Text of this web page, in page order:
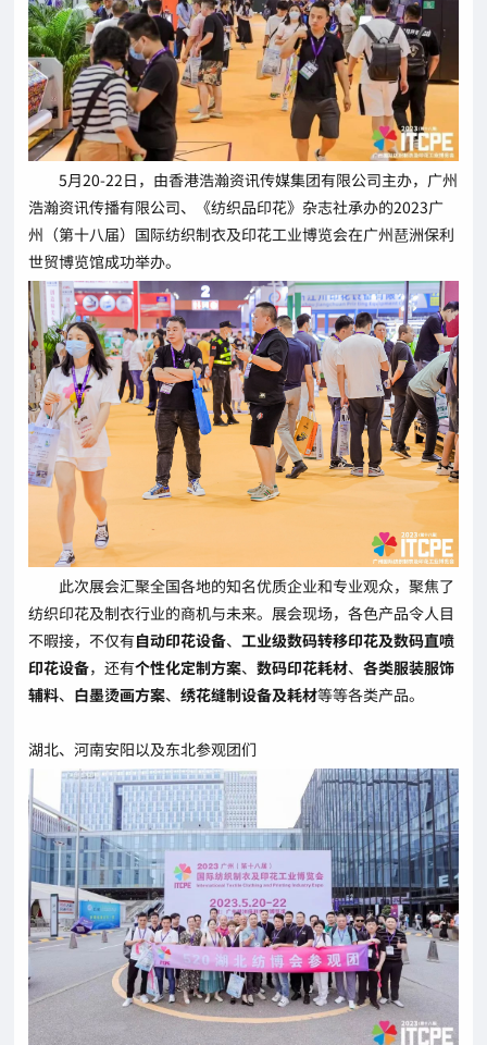
5月20-22日，由香港浩瀚资讯传媒集团有限公司主办，广州
浩瀚资讯传播有限公司、《纺织品印花》杂志社承办的2023广
州（第十八届）国际纺织制衣及印花工业博览会在广州琶洲保利
世贸博览馆成功举办。
此次展会汇聚全国各地的知名优质企业和专业观众，聚焦了
纺织印花及制衣行业的商机与未来。展会现场，各色产品令人目
不暇接，不仅有自动印花设备、工业级数码转移印花及数码直喷
印花设备，还有个性化定制方案、数码印花耗材、各类服装服饰
辅料、 白墨烫画方案、绣花缝制设备及耗材等等各类产品。
湖北、河南安阳以及东北参观团们